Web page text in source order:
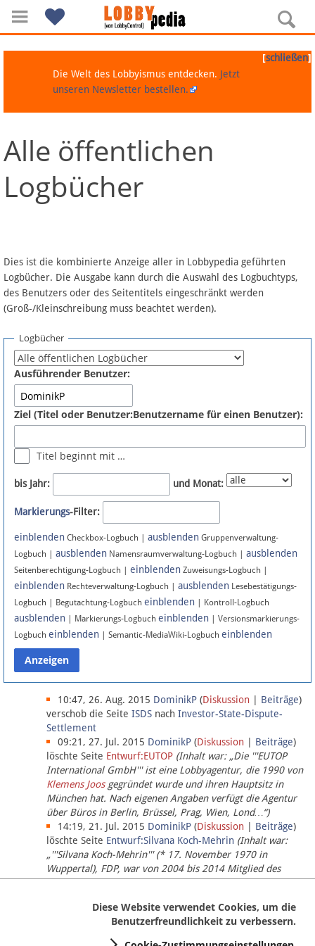
Navigation
Über Lobbypedia
Artikel nach Kategorien
FAQ
Fördermitglied werden
Fehler melden
Newsletter
Bluesky
Facebook
Instagram
Anmelden
Datenschutz
Über Lobbypedia
Impressum
[schließen]
Die Welt des Lobbyismus entdecken. Jetzt
unseren Newsletter bestellen.
Alle öffentlichen
Logbücher
Dies ist die kombinierte Anzeige aller in Lobbypedia geführten
Logbücher. Die Ausgabe kann durch die Auswahl des Logbuchtyps,
des Benutzers oder des Seitentitels eingeschränkt werden
(Groß-/Kleinschreibung muss beachtet werden).
Logbücher
Ausführender Benutzer:
Ziel (Titel oder Benutzer:Benutzername für einen Benutzer):
Titel beginnt mit …
bis Jahr: und Monat:
Markierungs-Filter:
einblenden Checkbox-Logbuch | ausblenden Gruppenverwaltung-
Logbuch | ausblenden Namensraumverwaltung-Logbuch | ausblenden
Seitenberechtigung-Logbuch | einblenden Zuweisungs-Logbuch |
einblenden Rechteverwaltung-Logbuch | ausblenden Lesebestätigungs-
Logbuch | Begutachtung-Logbuch einblenden | Kontroll-Logbuch
ausblenden | Markierungs-Logbuch einblenden | Versionsmarkierungs-
Logbuch einblenden | Semantic-MediaWiki-Logbuch einblenden
10:47, 26. Aug. 2015 DominikP (Diskussion Beiträge)
verschob die Seite ISDS nach Investor-State-Dispute-
Settlement
09:21, 27. Jul. 2015 DominikP (Diskussion Beiträge)
löschte Seite Entwurf:EUTOP (Inhalt war: „Die '''EUTOP
International GmbH''' ist eine Lobbyagentur, die 1990 von
Klemens Joosgegründet wurde und ihren Hauptsitz in
München hat. Nach eigenen Angaben verfügt die Agentur
über Büros in Berlin, Brüssel, Prag, Wien, Lond…“)
14:19, 21. Jul. 2015 DominikP (Diskussion Beiträge)
löschte Seite Entwurf:Silvana Koch-Mehrin (Inhalt war:
„'''Silvana Koch-Mehrin''' (* 17. November 1970 in
Wuppertal), FDP, war von 2004 bis 2014 Mitglied des
Europäischen Parlaments, seit November 2014 ist sie für
Diese Website verwendet Cookies, um die
Benutzerfreundlichkeit zu verbessern.